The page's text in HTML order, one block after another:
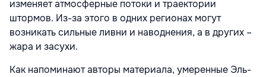
изменяет атмосферные потоки и траектории
штормов. Из-за этого в одних регионах могут
возникать сильные ливни и наводнения, а в других –
жара и засухи.
Как напоминают авторы материала, умеренные Эль-